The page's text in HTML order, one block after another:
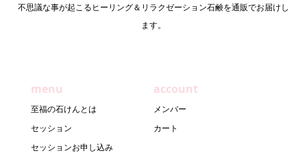
不思議な事が起こるヒーリング＆リラクゼーション石鹸を通販でお届けし
ます。
menu
至福の石けんとは
セッション
セッションお申し込み
account
メンバー
カート